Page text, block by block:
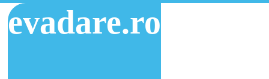
evadare.ro